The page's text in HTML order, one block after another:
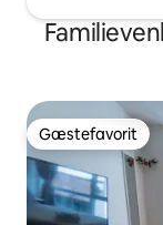
Gæstefavorit
Gæstefavorit